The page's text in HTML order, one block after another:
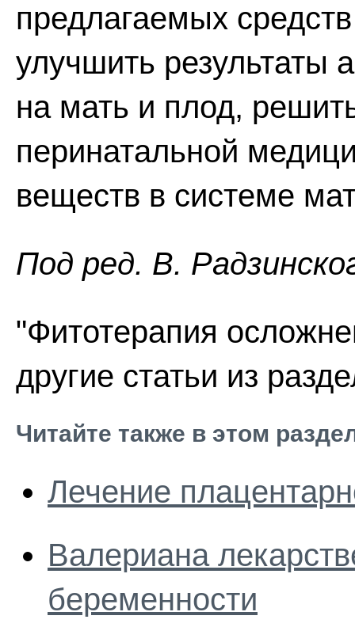
предлагаемых
улучшить результаты
на мать и плод,
перинатальной
веществ в системе
Пoд peд. В.
"Фитотерапия
другие статьи из
Читайте также в этом
Лечение
Валериана
беременности